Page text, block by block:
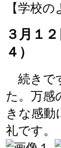
【学校
３月１
４）
続きで
た。万感
きな感動
礼です。